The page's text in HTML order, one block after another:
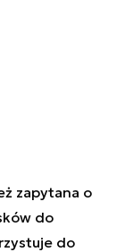
zapytana o
do
do